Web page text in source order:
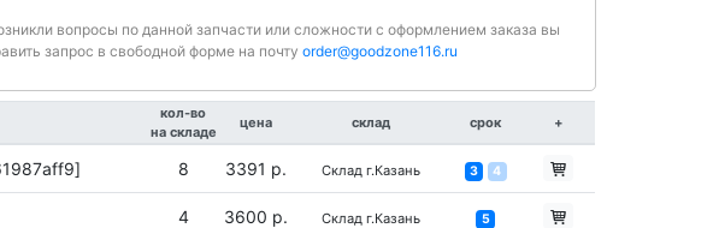
вопросы по данной запчасти или сложности с оформлением заказа вы
запрос в свободной форме на почтуorder@goodzone116.ru
кол-во
на складе
цена склад срок +
8 3391 р. Склад г.Казань 3 4
4 3600 р. Склад г.Казань 5